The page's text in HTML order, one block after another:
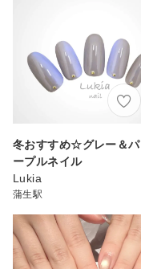
冬おすすめ☆グレー＆パ
ープルネイル
Lukia
蒲生駅